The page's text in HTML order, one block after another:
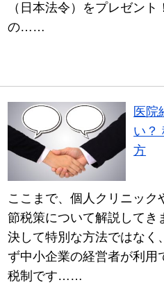
（日本法令）をプレゼン
の……
医院
い？
方
ここまで、個人クリニック
節税策について解説してき
決して特別な方法ではなく
ず中小企業の経営者が利用
税制です……